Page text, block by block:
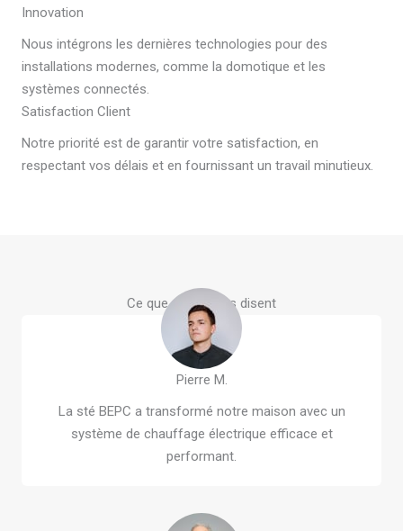
Innovation
Nous intégrons les dernières technologies pour des
installations modernes, comme la domotique et les
systèmes connectés.
Satisfaction Client
Notre priorité est de garantir votre satisfaction, en
respectant vos délais et en fournissant un travail minutieux.
Ce que nos clients disent
Pierre M.
La sté BEPC a transformé notre maison avec un
système de chauffage électrique efficace et
performant.